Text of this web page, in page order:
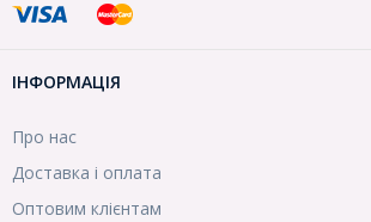
ІНФОРМАЦІЯ
Про нас
Доставка і оплата
Оптовим клієнтам